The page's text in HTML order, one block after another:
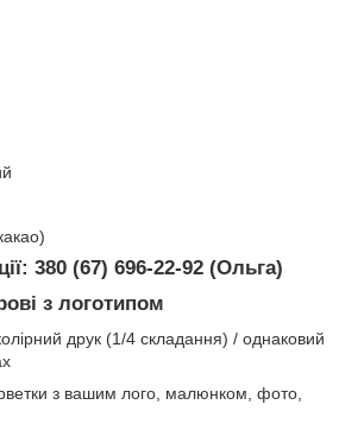
380 (67) 696-22-92 (Ольга)
з логотипом
друк (1/4 складання) / однаковий
з вашим лого, малюнком, фото,